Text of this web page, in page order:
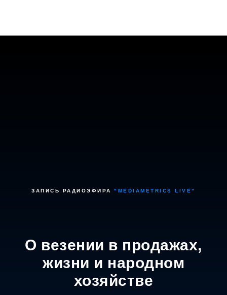
ЗАПИСЬ РАДИОЭФИРА"MEDIAMETRICS LIVE"
О везении в продажах,
жизни и народном
хозяйстве